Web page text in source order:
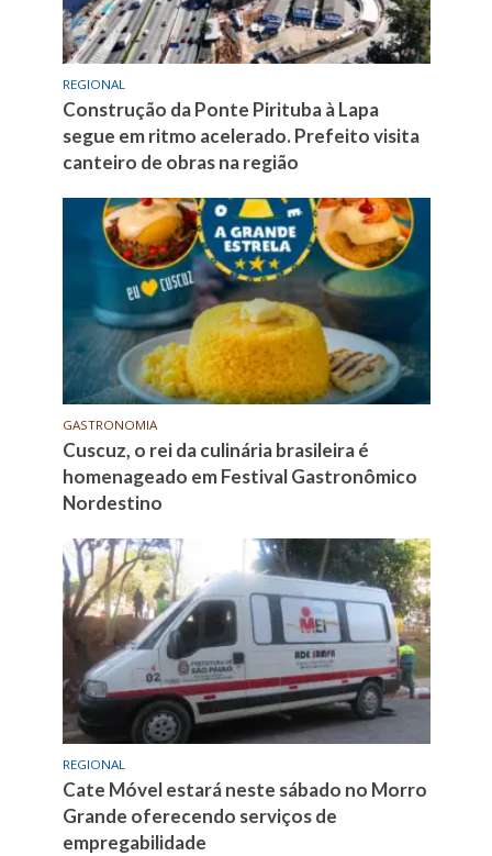
REGIONAL
Construção da Ponte Pirituba à Lapa
segue em ritmo acelerado. Prefeito visita
canteiro de obras na região
GASTRONOMIA
Cuscuz, o rei da culinária brasileira é
homenageado em Festival Gastronômico
Nordestino
REGIONAL
Cate Móvel estará neste sábado no Morro
Grande oferecendo serviços de
empregabilidade